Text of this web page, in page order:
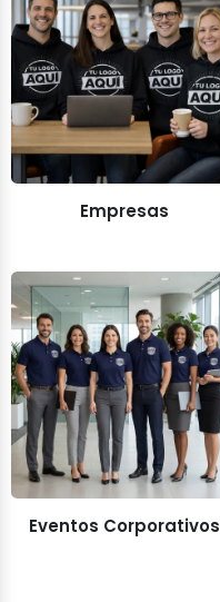
Empresas
Eventos Corporativos